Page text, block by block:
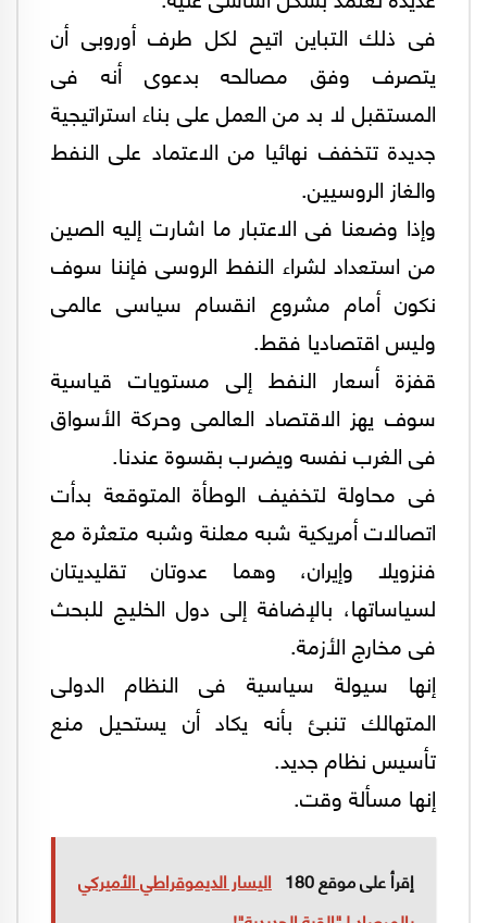
فى ذلك التباين اتيح لكل طرف أوروبى أن
يتصرف وفق مصالحه بدعوى أنه فى
المستقبل لا بد من العمل على بناء استراتيجية
جديدة تتخفف نهائيا من الاعتماد على النفط
والغاز الروسيين.
وإذا وضعنا فى الاعتبار ما اشارت إليه الصين
من استعداد لشراء النفط الروسى فإننا سوف
نكون أمام مشروع انقسام سياسى عالمى
وليس اقتصاديا فقط.
قفزة أسعار النفط إلى مستويات قياسية
سوف يهز الاقتصاد العالمى وحركة الأسواق
فى الغرب نفسه ويضرب بقسوة عندنا.
فى محاولة لتخفيف الوطأة المتوقعة بدأت
اتصالات أمريكية شبه معلنة وشبه متعثرة مع
فنزويلا وإيران، وهما عدوتان تقليديتان
لسياساتها، بالإضافة إلى دول الخليج للبحث
فى مخارج الأزمة.
إنها سيولة سياسية فى النظام الدولى
المتهالك تنبئ بأنه يكاد أن يستحيل منع
تأسيس نظام جديد.
إنها مسألة وقت.
إقرأ على موقع 180
اليسار الديموقراطي الأميركي